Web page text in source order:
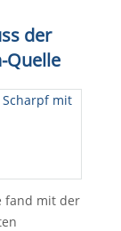
der
Quelle
fand mit der